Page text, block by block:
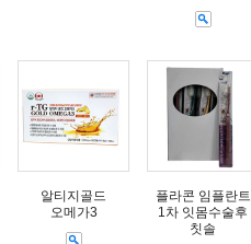
알티지골드
오메가3
플라콘 임플란트
1차 잇몸수술후
칫솔